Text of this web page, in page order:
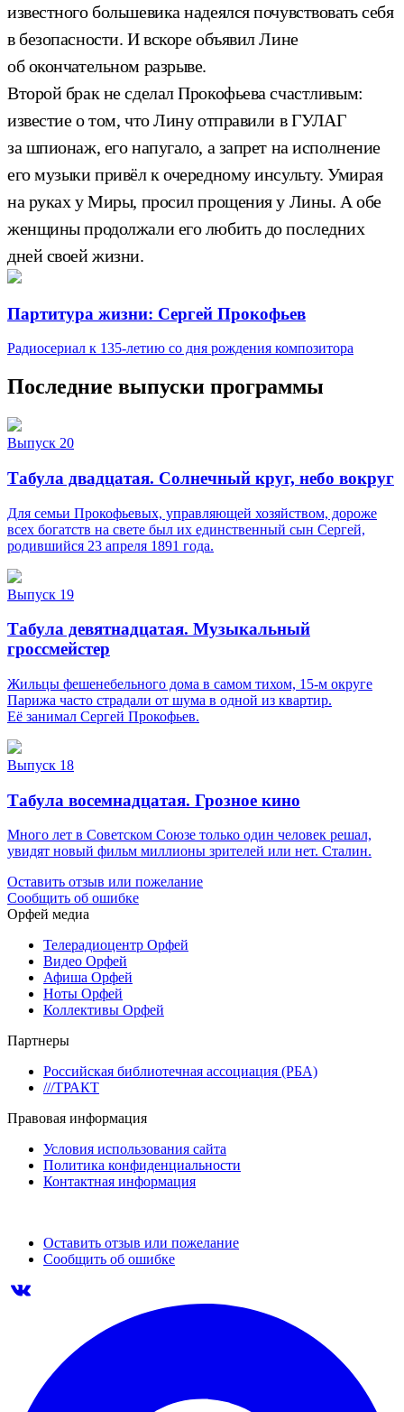
известного большевика надеялся почувствовать себя
в безопасности. И вскоре объявил Лине
об окончательном разрыве.
Второй брак не сделал Прокофьева счастливым:
известие о том, что Лину отправили в ГУЛАГ
за шпионаж, его напугало, а запрет на исполнение
его музыки привёл к очередному инсульту. Умирая
на руках у Миры, просил прощения у Лины. А обе
женщины продолжали его любить до последних
дней своей жизни.
Партитура жизни: Сергей Прокофьев
Радиосериал к 135-летию со дня рождения композитора
Последние выпуски программы
Выпуск 20
Табула двадцатая. Солнечный круг, небо вокруг
Для семьи Прокофьевых, управляющей хозяйством, дороже
всех богатств на свете был их единственный сын Сергей,
родившийся 23 апреля 1891 года.
Выпуск 19
Табула девятнадцатая. Музыкальный
гроссмейстер
Жильцы фешенебельного дома в самом тихом, 15-м округе
Парижа часто страдали от шума в одной из квартир.
Её занимал Сергей Прокофьев.
Выпуск 18
Табула восемнадцатая. Грозное кино
Много лет в Советском Союзе только один человек решал,
увидят новый фильм миллионы зрителей или нет. Сталин.
Оставить отзыв или пожелание
Сообщить об ошибке
Орфей медиа
Телерадиоцентр Орфей
Видео Орфей
Афиша Орфей
Ноты Орфей
Коллективы Орфей
Партнеры
Российская библиотечная ассоциация (РБА)
///ТРАКТ
Правовая информация
Условия использования сайта
Политика конфиденциальности
Контактная информация
Оставить отзыв или пожелание
Сообщить об ошибке